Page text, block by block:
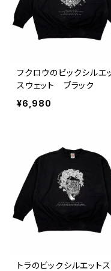
フクロウのビックシルエ
スウェット ブラック
¥6,980
トラのビックシルエット